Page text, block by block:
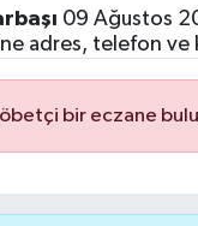
09 Ağustos
adres, telefon ve
bir eczane